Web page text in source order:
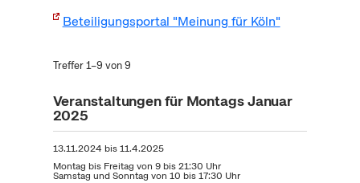
Beteiligungsportal "Meinung für Köln"
Treffer 1–9 von 9
Veranstaltungen für Montags Januar
2025
13.11.2024 bis11.4.2025
Montag bis Freitag von 9 bis 21:30 Uhr
Samstag und Sonntag von 10 bis 17:30 Uhr